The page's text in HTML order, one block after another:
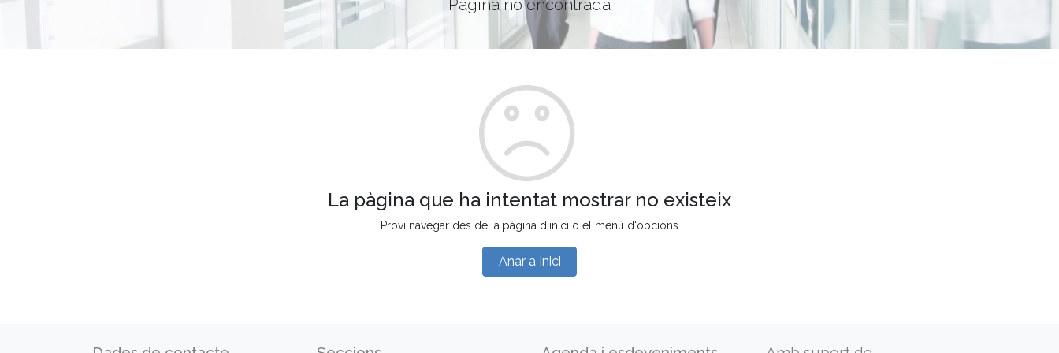
Pàgina no encontrada
La pàgina que ha intentat mostrar no existeix
Provi navegar des de la pàgina d'inici o el menú d'opcions
Anar a Inici